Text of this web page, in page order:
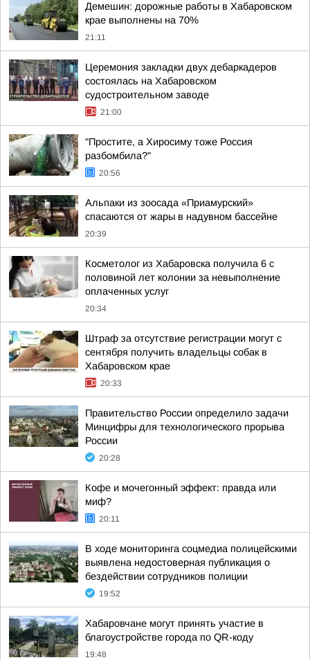
Демешин: дорожные работы в Хабаровском
крае выполнены на 70%
21:11
Церемония закладки двух дебаркадеров
состоялась на Хабаровском
судостроительном заводе
21:00
"Простите, а Хиросиму тоже Россия
разбомбила?"
20:56
Альпаки из зоосада «Приамурский»
спасаются от жары в надувном бассейне
20:39
Косметолог из Хабаровска получила 6 с
половиной лет колонии за невыполнение
оплаченных услуг
20:34
Штраф за отсутствие регистрации могут с
сентября получить владельцы собак в
Хабаровском крае
20:33
Правительство России определило задачи
Минцифры для технологического прорыва
России
20:28
Кофе и мочегонный эффект: правда или
миф?
20:11
В ходе мониторинга соцмедиа полицейскими
выявлена недостоверная публикация о
бездействии сотрудников полиции
19:52
Хабаровчане могут принять участие в
благоустройстве города по QR-коду
19:48